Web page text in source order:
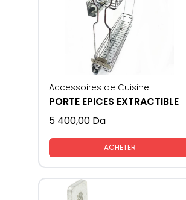
Accessoires de Cuisine
PORTE EPICES EXTRACTIBLE
5 400,00 Da
ACHETER